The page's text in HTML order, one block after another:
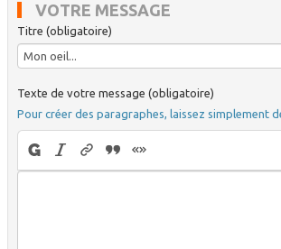
VOTRE MESSAGE
Titre (obligatoire)
Texte de votre message (obligatoire)
Pour créer des paragraphes, laissez simplement